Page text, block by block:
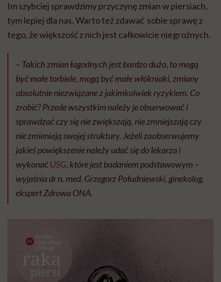
Im szybciej sprawdzimy przyczynę zmian w piersiach,
tym lepiej dla nas. Warto też zdawać sobie sprawę z
tego, że większość z nich jest całkowicie niegroźnych.
– Takich zmian łagodnych jest bardzo dużo, to mogą
być małe torbiele, mogą być małe włókniaki, zmiany
absolutnie niezwiązane z jakimkolwiek ryzykiem. Co
zrobić? Przede wszystkim należy je obserwować i
sprawdzać czy się nie zwiększają, nie zmniejszają czy
nie zmieniają swojej struktury. Jeżeli zaobserwujemy
jakieś powiększenie należy udać się do lekarza i
wykonaćUSG, które jest badaniem podstawowym –
wyjaśnia dr n. med. Grzegorz Południewski, ginekolog,
ekspert Zdrowa ONA.